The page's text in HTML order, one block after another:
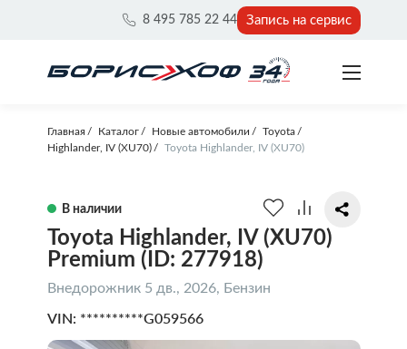
8 495 785 22 44 Запись на сервис
Главная Каталог Новые автомобили
Toyota
Highlander, IV (XU70)
Toyota Highlander, IV (XU70)
Toyota Highlander, IV (XU70)
Premium (ID: 277918)
Внедорожник 5 дв., 2026, Бензин
VIN: **********G059566
В наличии